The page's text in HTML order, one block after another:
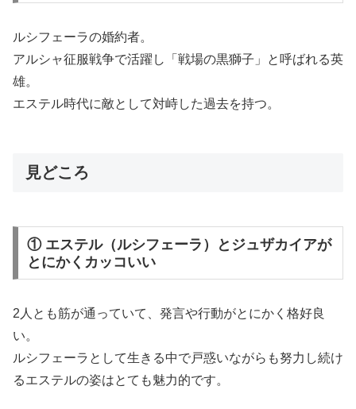
ルシフェーラの婚約者。
アルシャ征服戦争で活躍し「戦場の黒獅子」と呼ばれる英
雄。
エステル時代に敵として対峙した過去を持つ。
見どころ
① エステル（ルシフェーラ）とジュザカイアが
とにかくカッコいい
2人とも筋が通っていて、発言や行動がとにかく格好良
い。
ルシフェーラとして生きる中で戸惑いながらも努力し続け
るエステルの姿はとても魅力的です。